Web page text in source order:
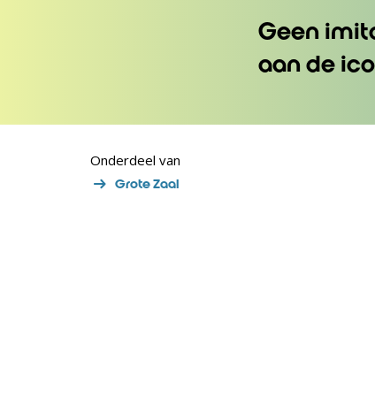
Geen
aan de
Onderdeel van
Grote Zaal